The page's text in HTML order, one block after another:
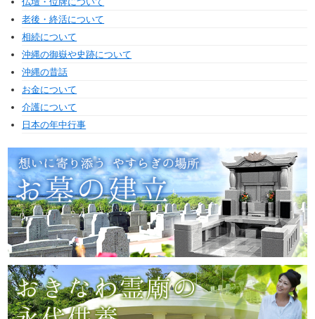
老後・終活について
相続について
沖縄の御嶽や史跡について
沖縄の昔話
お金について
介護について
日本の年中行事